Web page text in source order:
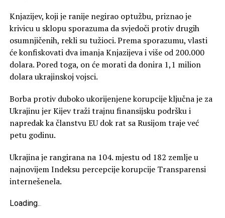
Knjazijev, koji je ranije negirao optužbu, priznao je
krivicu u sklopu sporazuma da svjedoči protiv drugih
osumnjičenih, rekli su tužioci. Prema sporazumu, vlasti
će konfiskovati dva imanja Knjazijeva i više od 200.000
dolara. Pored toga, on će morati da donira 1,1 milion
dolara ukrajinskoj vojsci.
Borba protiv duboko ukorijenjene korupcije ključna je za
Ukrajinu jer Kijev traži trajnu finansijsku podršku i
napredak ka članstvu EU dok rat sa Rusijom traje već
petu godinu.
Ukrajina je rangirana na 104. mjestu od 182 zemlje u
najnovijem Indeksu percepcije korupcije Transparensi
internešenela.
Loading..